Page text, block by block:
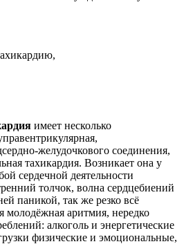
имеет несколько
желудочкового соединения,
тахикардия. Возникает она у
сердечной деятельности
толчок, волна сердцебиений
паникой, так же резко всё
молодёжная аритмия, нередко
алкоголь и энергетические
физические и эмоциональные,